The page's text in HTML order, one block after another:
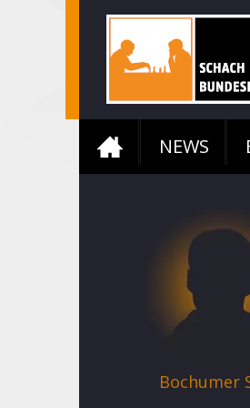
NEWS
Bochumer